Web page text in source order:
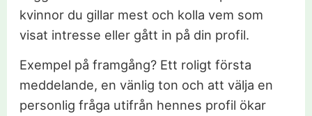
kvinnor du gillar mest och kolla vem som
visat intresse eller gått in på din profil.
Exempel på framgång? Ett roligt första
meddelande, en vänlig ton och att välja en
personlig fråga utifrån hennes profil ökar